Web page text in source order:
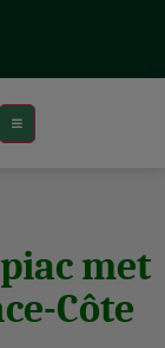
met
Côte